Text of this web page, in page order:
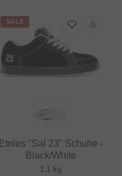
SALE
Etnies "Sal 23" Schuhe -
Black/White
1.1 kg